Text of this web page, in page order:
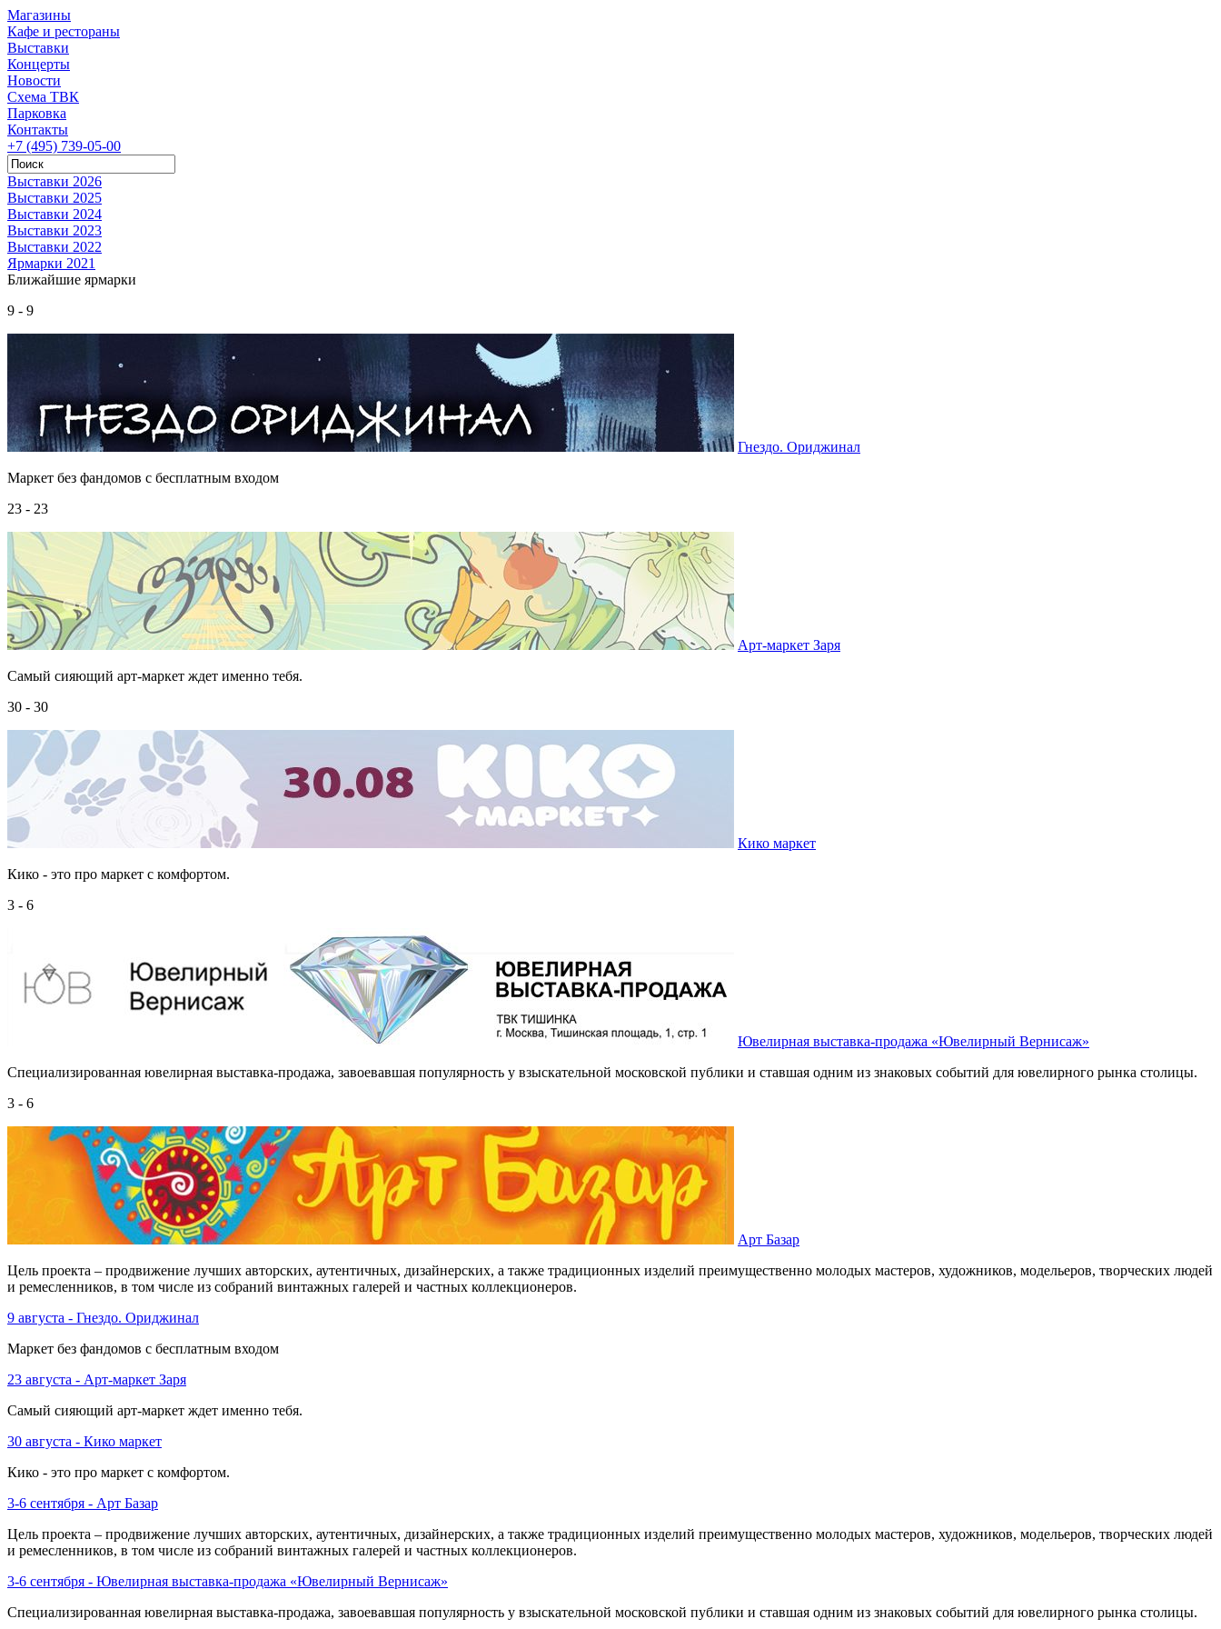
Магазины
Кафе и рестораны
Выставки
Концерты
Новости
Схема ТВК
Парковка
Контакты
+7 (495) 739-05-00
Выставки 2026
Выставки 2025
Выставки 2024
Выставки 2023
Выставки 2022
Ярмарки 2021
Ближайшие ярмарки
9 - 9
Гнездо. Ориджинал
Маркет без фандомов с бесплатным входом
23 - 23
Арт-маркет Заря
Самый сияющий арт-маркет ждет именно тебя.
30 - 30
Кико маркет
Кико - это про маркет с комфортом.
3 - 6
Ювелирная выставка-продажа «Ювелирный Вернисаж»
Cпециализированная ювелирная выставка-продажа, завоевавшая популярность у взыскательной московской публики и ставшая одним из знаковых событий для ювелирного рынка столицы.
3 - 6
Арт Базар
Цель проекта – продвижение лучших авторских, аутентичных, дизайнерских, а также традиционных изделий преимущественно молодых мастеров, художников, модельеров, творческих людей
и ремесленников, в том числе из собраний винтажных галерей и частных коллекционеров.
9 августа - Гнездо. Ориджинал
Маркет без фандомов с бесплатным входом
23 августа - Арт-маркет Заря
Самый сияющий арт-маркет ждет именно тебя.
30 августа - Кико маркет
Кико - это про маркет с комфортом.
3-6 сентября - Арт Базар
Цель проекта – продвижение лучших авторских, аутентичных, дизайнерских, а также традиционных изделий преимущественно молодых мастеров, художников, модельеров, творческих людей
и ремесленников, в том числе из собраний винтажных галерей и частных коллекционеров.
3-6 сентября - Ювелирная выставка-продажа «Ювелирный Вернисаж»
Cпециализированная ювелирная выставка-продажа, завоевавшая популярность у взыскательной московской публики и ставшая одним из знаковых событий для ювелирного рынка столицы.